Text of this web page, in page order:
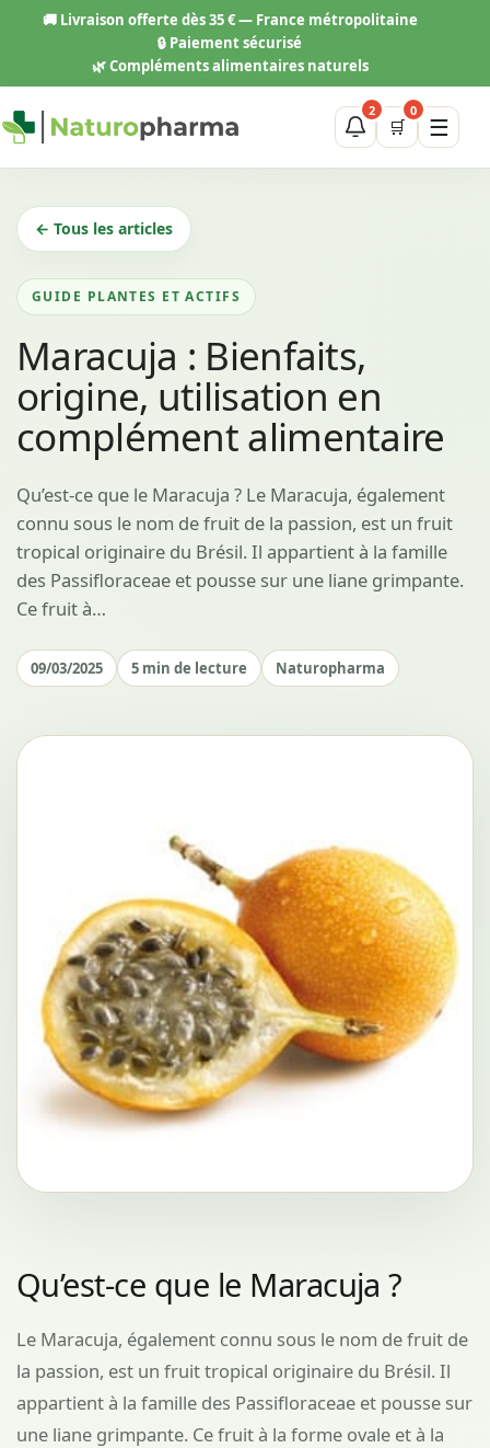
🚚 Livraison offerte dès 35 € — France métropolitaine
🔒 Paiement sécurisé
🌿 Compléments alimentaires naturels
2
🛒
0
☰
← Tous les articles
GUIDE PLANTES ET ACTIFS
Maracuja : Bienfaits,
origine, utilisation en
complément alimentaire
Qu’est-ce que le Maracuja ? Le Maracuja, également
connu sous le nom de fruit de la passion, est un fruit
tropical originaire du Brésil. Il appartient à la famille
des Passifloraceae et pousse sur une liane grimpante.
Ce fruit à…
09/03/2025 5 min de lecture Naturopharma
Qu’est-ce que le Maracuja ?
Le Maracuja, également connu sous le nom de fruit de
la passion, est un fruit tropical originaire du Brésil. Il
appartient à la famille des Passifloraceae et pousse sur
une liane grimpante. Ce fruit à la forme ovale et à la